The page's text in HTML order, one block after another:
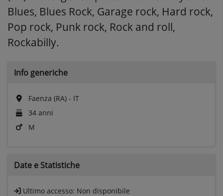
Blues, Blues Rock, Garage rock, Hard rock,
Pop rock, Punk rock, Rock and roll,
Rockabilly.
Info generiche
Faenza (RA) - IT
34 anni
M
Date e Statistiche
Ultimo accesso: Non disponibile